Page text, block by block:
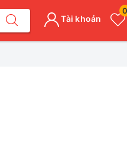
0
Tài khoản